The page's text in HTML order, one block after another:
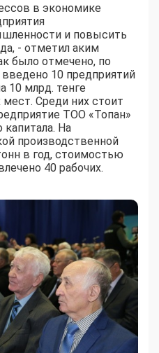
в экономике
и повысить
- отметил аким
было отмечено, по
10 предприятий
10 млрд. тенге
Среди них стоит
ТОО «Топан»
капитала. На
производственной
в год, стоимостью
40 рабочих.